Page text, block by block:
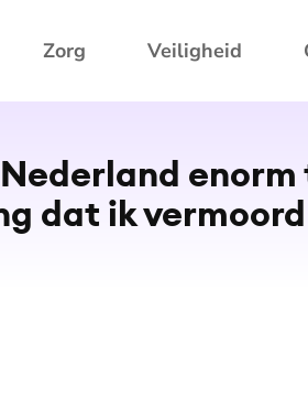
Zorg Veiligheid
enorm
dat ik